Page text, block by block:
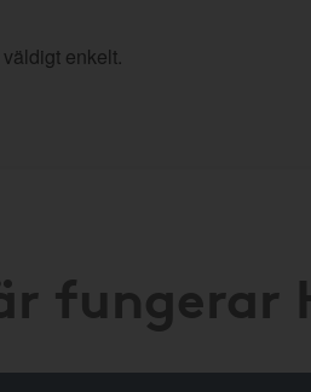
enkelt.
fungerar